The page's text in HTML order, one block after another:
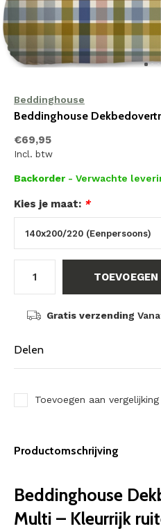
Beddinghouse
Beddinghouse
€69,95
Incl. btw
Backorder - Verwachte
Kies je maat: *
Gratis verzending
Delen
Toevoegen aan vergelijking
Productomschrijving
Beddinghouse
Multi – Kleurrijk